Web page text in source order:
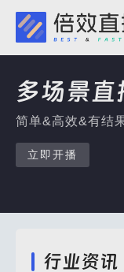
多场景
简单&高效&有结
立即开播
行业资讯